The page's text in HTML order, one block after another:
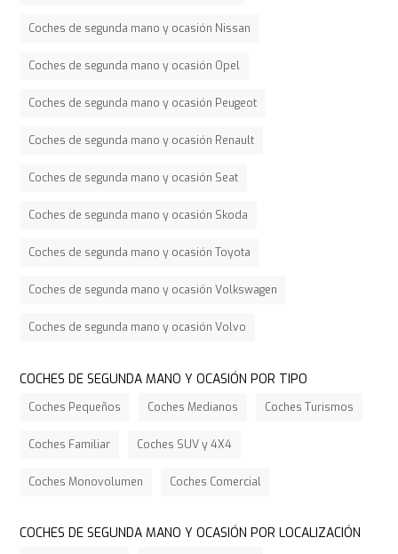
Coches de segunda mano y ocasión Nissan
Coches de segunda mano y ocasión Opel
Coches de segunda mano y ocasión Peugeot
Coches de segunda mano y ocasión Renault
Coches de segunda mano y ocasión Seat
Coches de segunda mano y ocasión Skoda
Coches de segunda mano y ocasión Toyota
Coches de segunda mano y ocasión Volkswagen
Coches de segunda mano y ocasión Volvo
COCHES DE SEGUNDA MANO Y OCASIÓN POR TIPO
Coches Pequeños Coches Medianos Coches Turismos
Coches Familiar Coches SUV y 4X4
Coches Monovolumen Coches Comercial
COCHES DE SEGUNDA MANO Y OCASIÓN POR LOCALIZACIÓN